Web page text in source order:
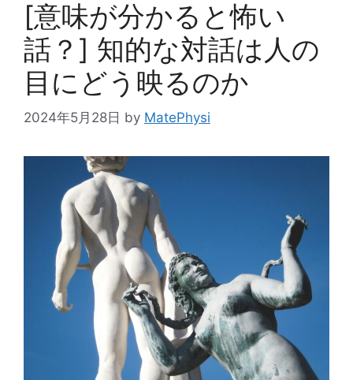
[意味が分かると怖い
話？] 知的な対話は人の
目にどう映るのか
2024年5月28日 by MatePhysi